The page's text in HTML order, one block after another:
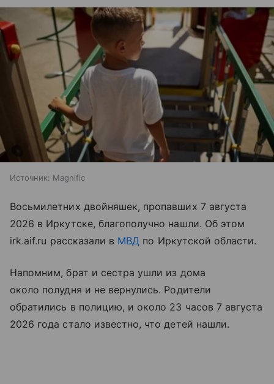
Источник: Magnific
Восьмилетних двойняшек, пропавших 7 августа
2026 в Иркутске, благополучно нашли. Об этом
irk.aif.ru рассказали в МВД по Иркутской области.
Напомним, брат и сестра ушли из дома
около полудня и не вернулись. Родители
обратились в полицию, и около 23 часов 7 августа
2026 года стало известно, что детей нашли.